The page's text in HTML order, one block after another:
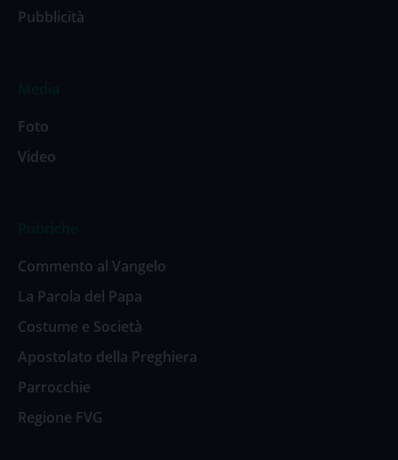
Pubblicità
Foto
Video
Commento al Vangelo
La Parola del Papa
Costume e Società
Apostolato della Preghiera
Parrocchie
Regione FVG